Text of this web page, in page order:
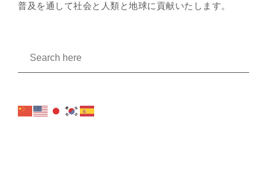
普及を通して社会と人類と地球に貢献いたします。